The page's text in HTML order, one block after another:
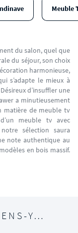
Meuble
du salon, quel que
du séjour, son choix
harmonieuse,
s’adapte le mieux à
d’insuffler une
a minutieusement
matière de meuble tv
meuble tv avec
sélection saura
note authentique au
en bois massif.
Y…